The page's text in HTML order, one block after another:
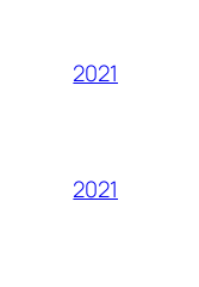
2021
2021